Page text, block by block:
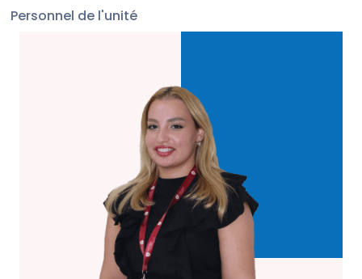
Personnel de l'unité